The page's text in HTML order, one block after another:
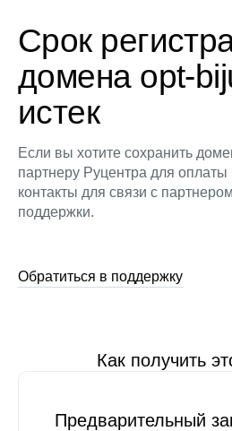
Срок
домена opt-
истек
Если вы хотите сохранить
партнеру Руцентра для оплаты
контакты для связи с
поддержки.
Обратиться в поддержку
Как получить
Предварительный